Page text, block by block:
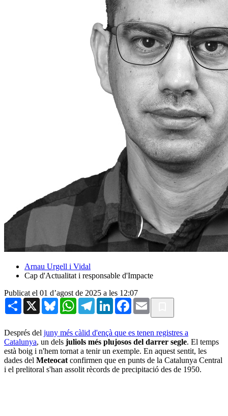
Arnau Urgell i Vidal
Cap d'Actualitat i responsable d'Impacte
Publicat el 01 d’agost de 2025 a les 12:07
Share X BlueskyWhatsAppTelegramLinkedInFacebook
Email
Després del juny més càlid d'ençà que es tenen registres a
Catalunya, un dels juliols més plujosos del darrer segle. El temps
està boig i n'hem tornat a tenir un exemple. En aquest sentit, les
dades del Meteocat confirmen que en punts de la Catalunya Central
i el prelitoral s'han assolit rècords de precipitació des de 1950.